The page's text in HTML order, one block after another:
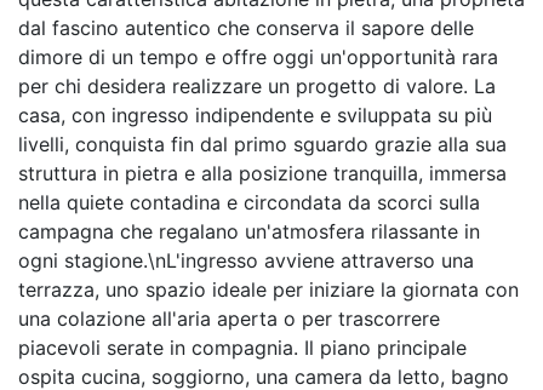
dal fascino autentico che conserva il sapore delle
dimore di un tempo e offre oggi un'opportunità rara
per chi desidera realizzare un progetto di valore. La
casa, con ingresso indipendente e sviluppata su più
livelli, conquista fin dal primo sguardo grazie alla sua
struttura in pietra e alla posizione tranquilla, immersa
nella quiete contadina e circondata da scorci sulla
campagna che regalano un'atmosfera rilassante in
ogni stagione.\nL'ingresso avviene attraverso una
terrazza, uno spazio ideale per iniziare la giornata con
una colazione all'aria aperta o per trascorrere
piacevoli serate in compagnia. Il piano principale
ospita cucina, soggiorno, una camera da letto, bagno